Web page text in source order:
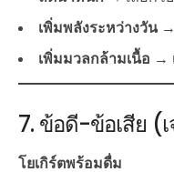
เพิ่มพลังระหว่างวัน→
เพิ่มมวลกล้ามเนื้อ →
7. ข้อดี-ข้อเสีย (
โยเกิร์ตพร้อมดื่ม